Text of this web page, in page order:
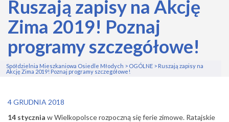
Ruszają zapisy na Akcję
Zima 2019! Poznaj
programy szczegółowe!
Spółdzielnia Mieszkaniowa Osiedle Młodych > OGÓLNE > Ruszają zapisy na
Akcję Zima 2019! Poznaj programy szczegółowe!
4 GRUDNIA 2018
14 stycznia w Wielkopolsce rozpoczną się ferie zimowe. Ratajskie